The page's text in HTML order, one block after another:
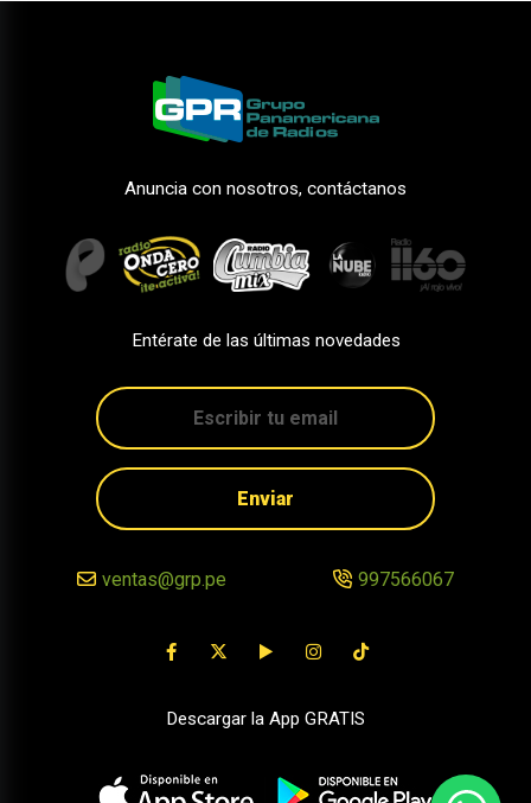
Anuncia con nosotros, contáctanos
Entérate de las últimas novedades
Enviar
ventas@grp.pe 997566067
Descargar la App GRATIS